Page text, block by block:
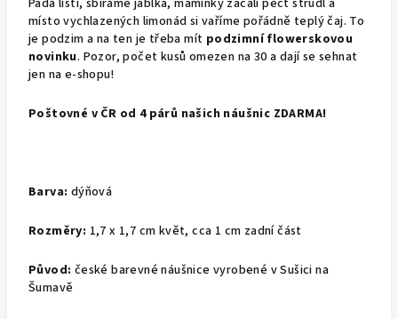
Padá listí, sbíráme jablka, maminky začali péct štrúdl a
místo vychlazených limonád si vaříme pořádně teplý čaj. To
je podzim a na ten je třeba mít podzimní flowerskovou
novinku. Pozor, počet kusů omezen na 30 a dají se sehnat
jen na e-shopu!
Poštovné v ČR od 4 párů našich náušnic ZDARMA!
Barva: dýňová
Rozměry: 1,7 x 1,7 cm květ, cca 1 cm zadní část
Původ: české barevné náušnice vyrobené v Sušici na
Šumavě